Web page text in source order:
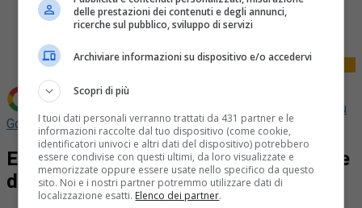
Share
Tweet
Fonte preferita su
Google
Esercito Italiano visita al parco militare
di Lenta il “cimitero dei carri armati”
delle prestazioni dei contenuti e degli annunci,
ricerche sul pubblico, sviluppo di servizi
Archiviare informazioni su dispositivo e/o accedervi
Scopri di più
I tuoi dati personali verranno trattati da 431 partner e le
informazioni raccolte dal tuo dispositivo (come cookie,
identificatori univoci e altri dati del dispositivo) potrebbero
essere condivise con questi ultimi, da loro visualizzate e
memorizzate oppure essere usate nello specifico da questo
sito. Noi e i nostri partner potremmo utilizzare dati di
localizzazione esatti. Elenco dei partner.